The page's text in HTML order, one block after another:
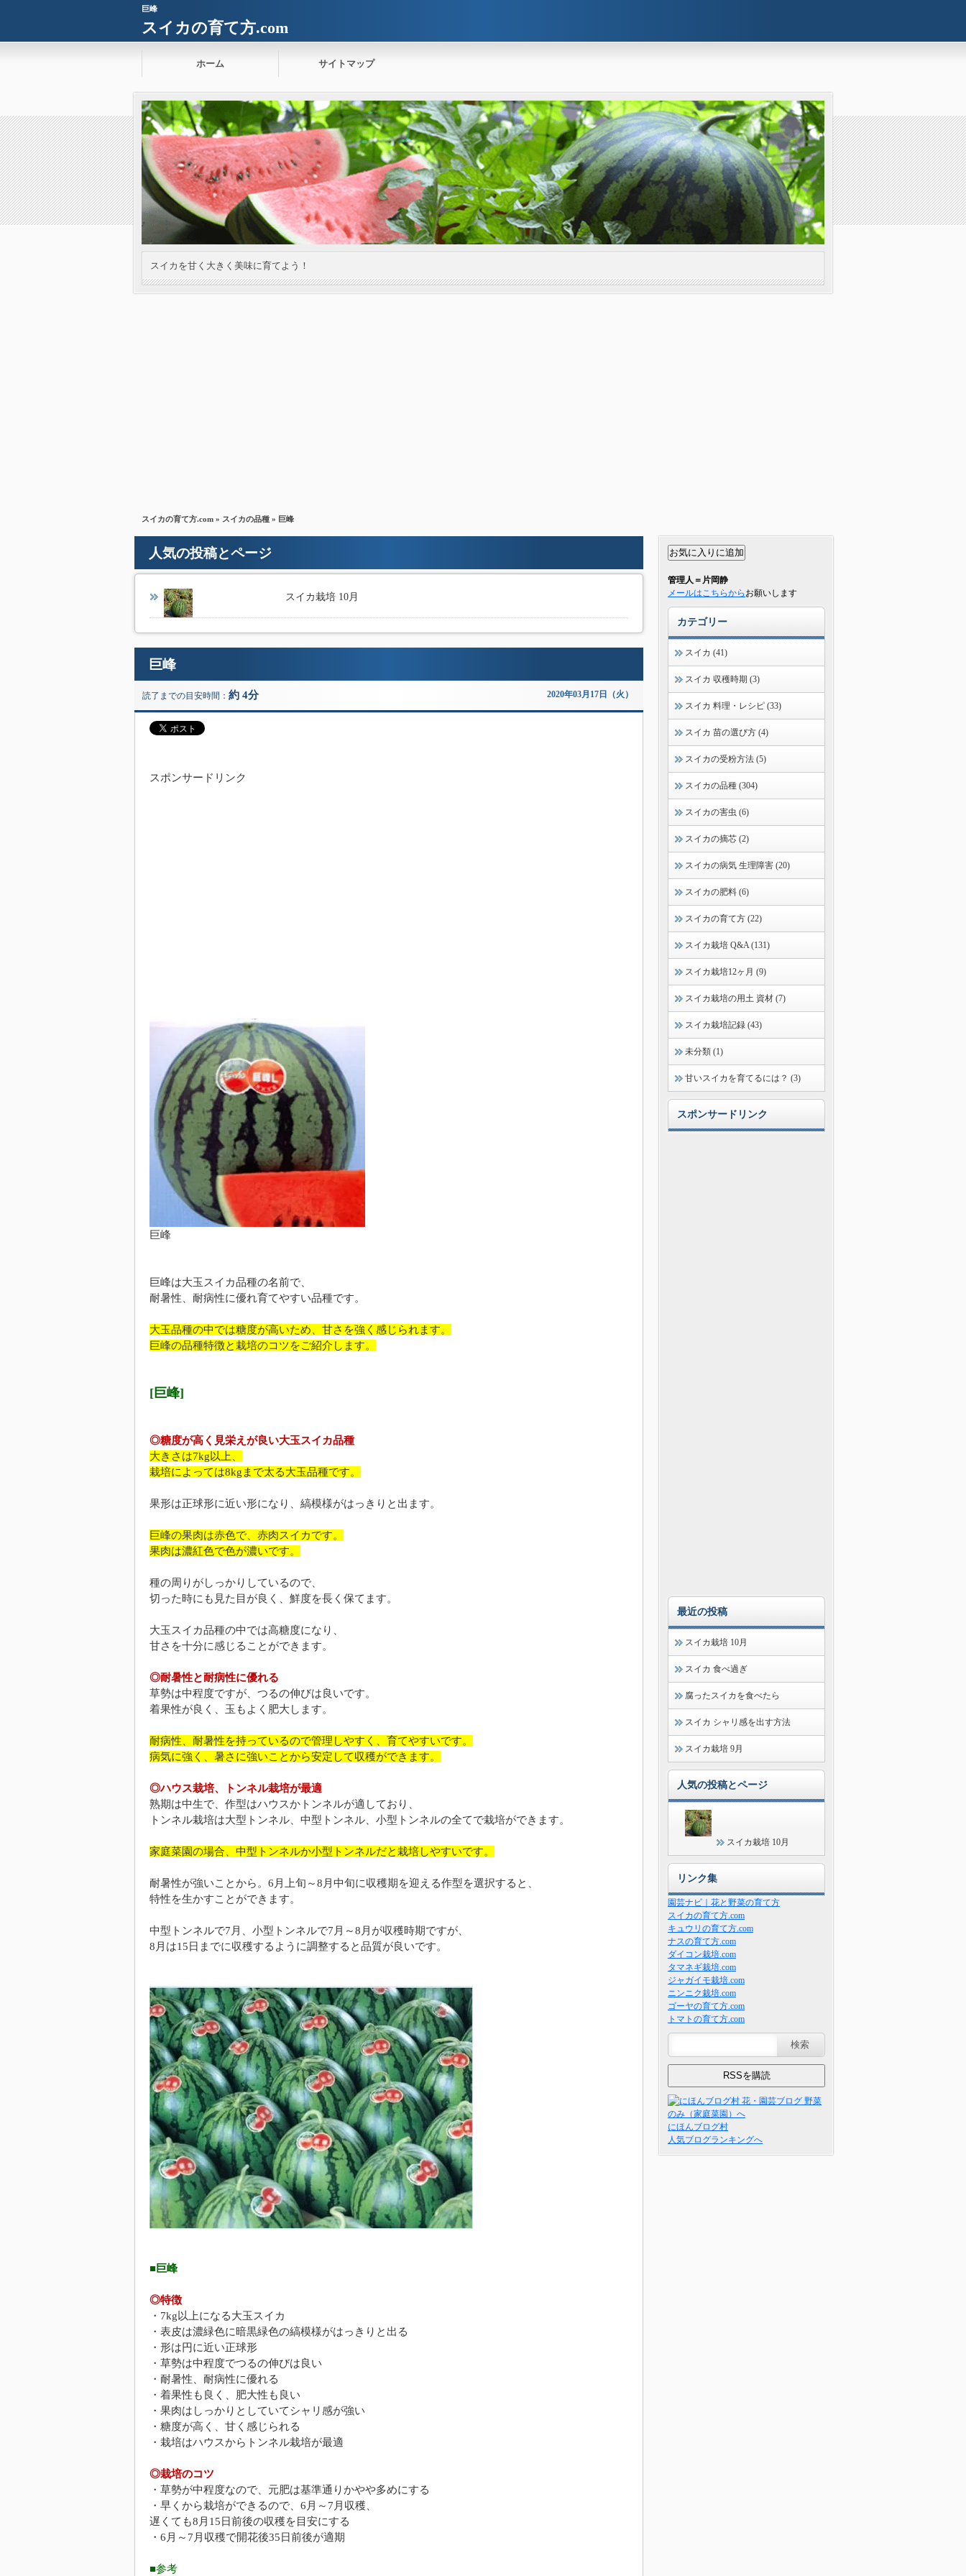
巨峰
スイカの育て方.com
ホーム サイトマップ
スイカを甘く大きく美味に育てよう！
スイカの育て方.com » スイカの品種 » 巨峰
人気の投稿とページ
スイカ栽培 10月
巨峰
読了までの目安時間： 約 4分 2020年03月17日（火）
スポンサードリンク
巨峰
巨峰は大玉スイカ品種の名前で、
耐暑性、耐病性に優れ育てやすい品種です。
大玉品種の中では糖度が高いため、甘さを強く感じられます。
巨峰の品種特徴と栽培のコツをご紹介します。
[巨峰]
◎糖度が高く見栄えが良い大玉スイカ品種
大きさは7kg以上、
栽培によっては8kgまで太る大玉品種です。
果形は正球形に近い形になり、縞模様がはっきりと出ます。
巨峰の果肉は赤色で、赤肉スイカです。
果肉は濃紅色で色が濃いです。
種の周りがしっかりしているので、
切った時にも見た目が良く、鮮度を長く保てます。
大玉スイカ品種の中では高糖度になり、
甘さを十分に感じることができます。
◎耐暑性と耐病性に優れる
草勢は中程度ですが、つるの伸びは良いです。
着果性が良く、玉もよく肥大します。
耐病性、耐暑性を持っているので管理しやすく、育てやすいです。
病気に強く、暑さに強いことから安定して収穫ができます。
◎ハウス栽培、トンネル栽培が最適
熟期は中生で、作型はハウスかトンネルが適しており、
トンネル栽培は大型トンネル、中型トンネル、小型トンネルの全てで栽培ができます。
家庭菜園の場合、中型トンネルか小型トンネルだと栽培しやすいです。
耐暑性が強いことから。6月上旬～8月中旬に収穫期を迎える作型を選択すると、
特性を生かすことができます。
中型トンネルで7月、小型トンネルで7月～8月が収穫時期ですが、
8月は15日までに収穫するように調整すると品質が良いです。
■巨峰
◎特徴
・7kg以上になる大玉スイカ
・表皮は濃緑色に暗黒緑色の縞模様がはっきりと出る
・形は円に近い正球形
・草勢は中程度でつるの伸びは良い
・耐暑性、耐病性に優れる
・着果性も良く、肥大性も良い
・果肉はしっかりとしていてシャリ感が強い
・糖度が高く、甘く感じられる
・栽培はハウスからトンネル栽培が最適
◎栽培のコツ
・草勢が中程度なので、元肥は基準通りかやや多めにする
・早くから栽培ができるので、6月～7月収穫、
遅くても8月15日前後の収穫を目安にする
・6月～7月収穫で開花後35日前後が適期
■参考
管理人＝片岡静
メールはこちらから お願いします
カテゴリー
スイカ (41)
スイカ 収穫時期 (3)
スイカ 料理・レシピ (33)
スイカ 苗の選び方 (4)
スイカの受粉方法 (5)
スイカの品種 (304)
スイカの害虫 (6)
スイカの摘芯 (2)
スイカの病気 生理障害 (20)
スイカの肥料 (6)
スイカの育て方 (22)
スイカ栽培 Q&A (131)
スイカ栽培12ヶ月 (9)
スイカ栽培の用土 資材 (7)
スイカ栽培記録 (43)
未分類 (1)
甘いスイカを育てるには？ (3)
スポンサードリンク
最近の投稿
スイカ栽培 10月
スイカ 食べ過ぎ
腐ったスイカを食べたら
スイカ シャリ感を出す方法
スイカ栽培 9月
人気の投稿とページ
スイカ栽培 10月
リンク集
園芸ナビ｜花と野菜の育て方
スイカの育て方.com
キュウリの育て方.com
ナスの育て方.com
ダイコン栽培.com
タマネギ栽培.com
ジャガイモ栽培.com
ニンニク栽培.com
ゴーヤの育て方.com
トマトの育て方.com
にほんブログ村
人気ブログランキングへ